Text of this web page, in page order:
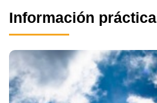
Información práctica